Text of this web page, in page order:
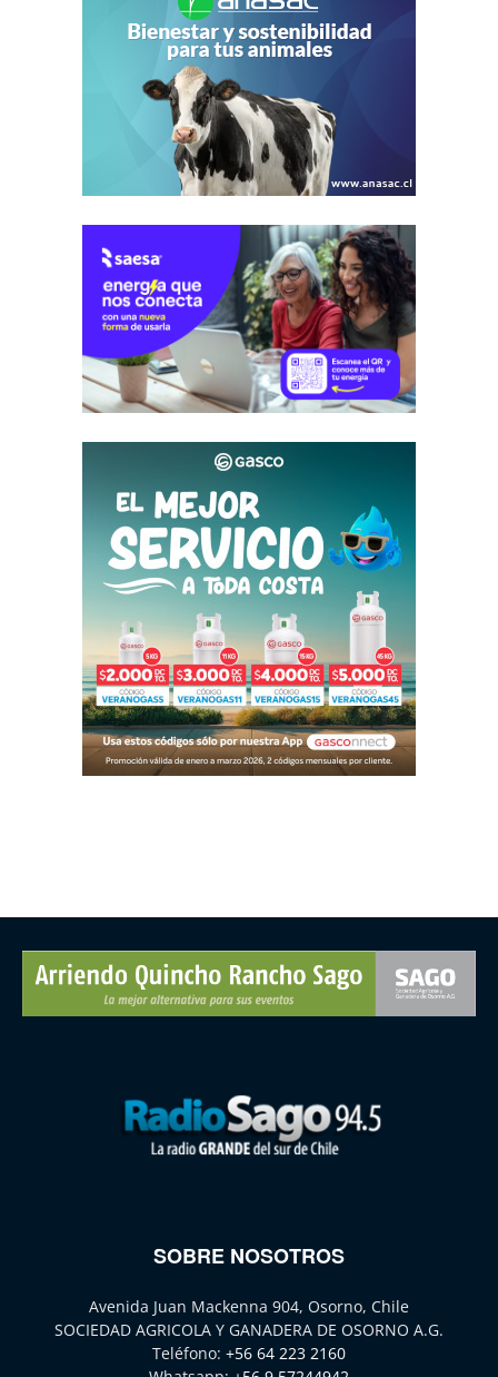
SOBRE NOSOTROS
Avenida Juan Mackenna 904, Osorno, Chile
SOCIEDAD AGRICOLA Y GANADERA DE OSORNO A.G.
Teléfono: +56 64 223 2160